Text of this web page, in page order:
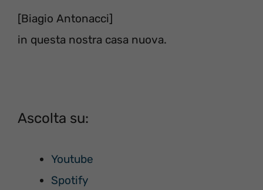
[Biagio Antonacci]
in questa nostra casa nuova.
Ascolta su:
Youtube
Spotify